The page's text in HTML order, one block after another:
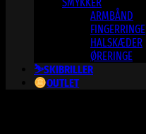
ARMBÅND
FINGERRINGE
HALSKÆDER
ØRERINGE
⛷️SKIBRILLER
OUTLET